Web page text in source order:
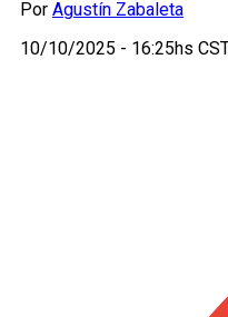
Por Agustín Zabaleta
10/10/2025 - 16:25hs